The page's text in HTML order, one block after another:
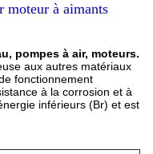
moteur à aimants
pompes à air, moteurs.
aux autres matériaux
fonctionnement
à la corrosion et à
inférieurs (Br) et est